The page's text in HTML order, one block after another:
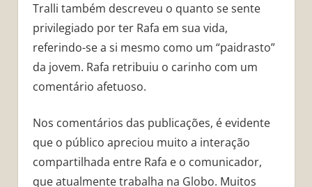
Tralli também descreveu o quanto se sente
privilegiado por ter Rafa em sua vida,
referindo-se a si mesmo como um “paidrasto”
da jovem. Rafa retribuiu o carinho com um
comentário afetuoso.
Nos comentários das publicações, é evidente
que o público apreciou muito a interação
compartilhada entre Rafa e o comunicador,
que atualmente trabalha na Globo. Muitos